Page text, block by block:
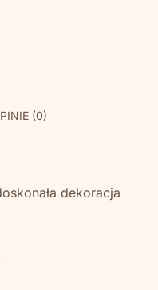
(0)
dekoracja